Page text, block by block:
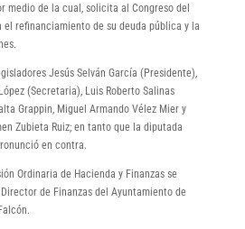
medio de la cual, solicita al Congreso del
el refinanciamiento de su deuda pública y la
Jesús Selván García (Presidente),
(Secretaria), Luis Roberto Salinas
Grappin, Miguel Armando Vélez Mier y
Zubieta Ruiz; en tanto que la diputada
en contra.
Ordinaria de Hacienda y Finanzas se
de Finanzas del Ayuntamiento de